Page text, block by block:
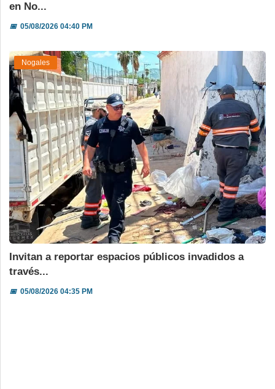
en No...
📅05/08/2026 04:40 PM
Nogales
Invitan a reportar espacios públicos invadidos a
través...
📅05/08/2026 04:35 PM